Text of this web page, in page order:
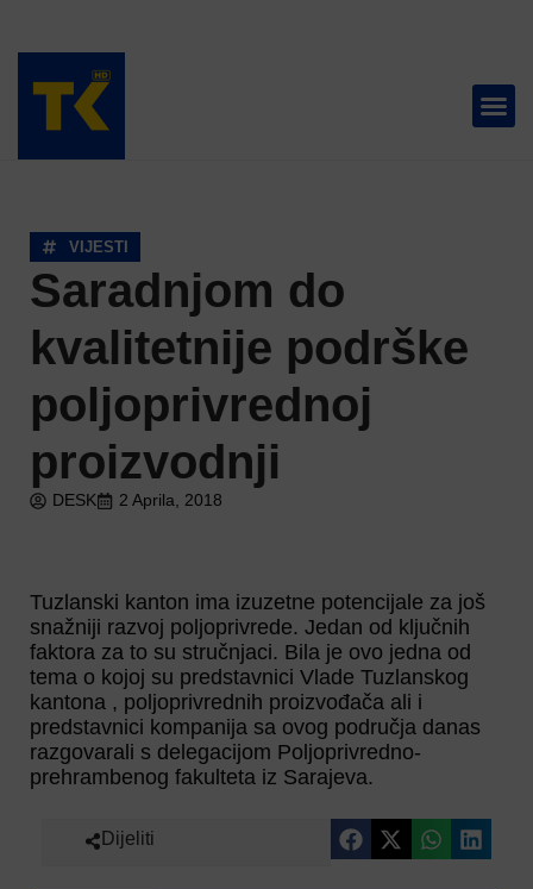
VIJESTI
Saradnjom do
kvalitetnije podrške
poljoprivrednoj
proizvodnji
DESK 2 Aprila, 2018
Tuzlanski kanton ima izuzetne potencijale za još
snažniji razvoj poljoprivrede. Jedan od ključnih
faktora za to su stručnjaci. Bila je ovo jedna od
tema o kojoj su predstavnici Vlade Tuzlanskog
kantona , poljoprivrednih proizvođača ali i
predstavnici kompanija sa ovog područja danas
razgovarali s delegacijom Poljoprivredno-
prehrambenog fakulteta iz Sarajeva.
Dijeliti